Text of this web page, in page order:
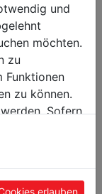
250
400
und
möchten.
zu
Funktionen
zu können.
Sofern
erlauben